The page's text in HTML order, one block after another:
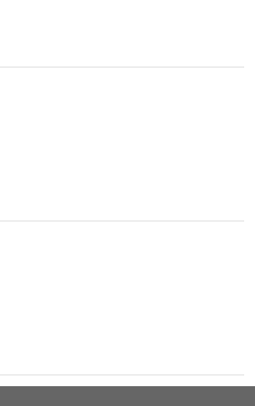
积大约600平米，室内层高为2.5-3.0米，